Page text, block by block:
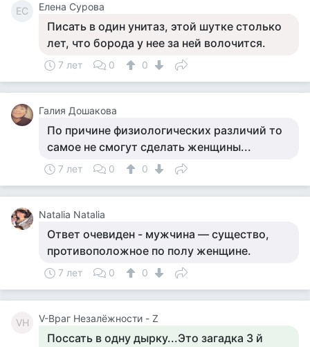
ЕС Елена Сурова
Писать в один унитаз, этой шутке столько
лет, что борода у нее за ней волочится.
7 лет 0 0
Галия Дошакова
По причине физиологических различий то
самое не смогут сделать женщины...
7 лет 0 0
Natalia Natalia
Ответ очевиден - мужчина — существо,
противоположное по полу женщине.
7 лет 0 0
VН V-Враг Незалёжности - Z
Поссать в одну дырку...Это загадка 3 й